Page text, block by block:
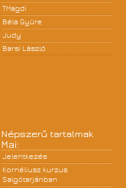
TMagdi
Béla Gyüre
Judy
Barsi László
Népszerű tartalmak
Mai:
Jelentkezés
Kornéliusz kurzus
Salgótarjánban